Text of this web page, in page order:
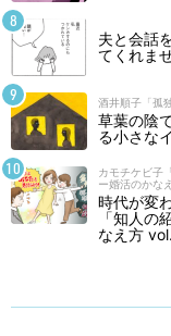
夫と会話
てくれま
酒井順子「孤
草葉の陰
る小さな
カモチケビ子
ー婚活のかな
時代が変
「知人
なえ方